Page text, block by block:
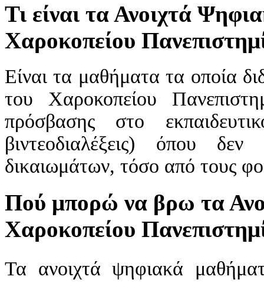
Τι είναι τα Ανοιχτά
Χαροκοπείου
Είναι τα μαθήματα τα οποία
του Χαροκοπείου
πρόσβασης στο
βιντεοδιαλέξεις) όπου δεν
δικαιωμάτων, τόσο από τους
Πού μπορώ να βρω τα
Χαροκοπείου
Τα ανοιχτά ψηφιακά